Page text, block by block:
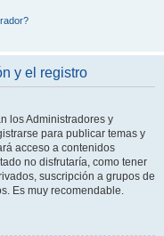
y el registro
los Administradores y
para publicar temas y
acceso a contenidos
no disfrutaría, como tener
suscripción a grupos de
Es muy recomendable.